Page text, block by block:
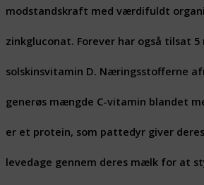
modstandskraft med værdifuldt
zinkgluconat. Forever har også tilsat 5
solskinsvitamin D. Næringsstofferne
generøs mængde C-vitamin blandet
er et protein, som pattedyr giver
levedage gennem deres mælk for at